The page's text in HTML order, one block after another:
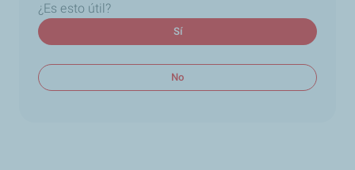
¿Es esto útil?
Sí
No